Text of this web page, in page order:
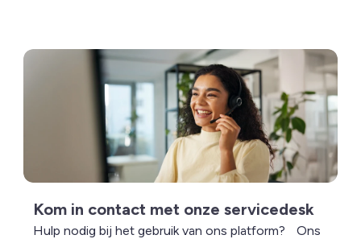
Lees meer over Kom in contact met onze servicedesk
Kom in contact met onze servicedesk
Hulp nodig bij het gebruik van ons platform? Ons